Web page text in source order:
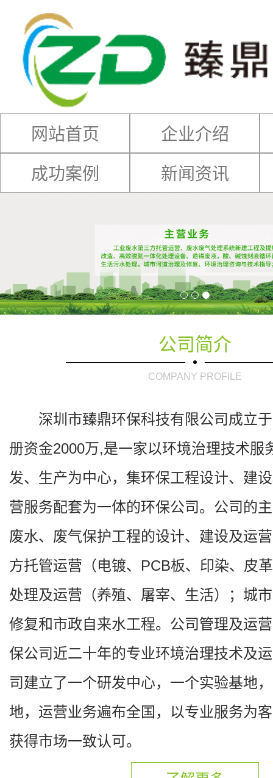
网站首页 企业介绍
成功案例 新闻资讯
公司简介
COMPANY PROFILE
深圳市臻鼎环保科技有限公司成立
册资金2000万,是一家以环境治理技术服
发、生产为中心，集环保工程设计、建
营服务配套为一体的环保公司。公司的
废水、废气保护工程的设计、建设及运
方托管运营（电镀、PCB板、印染、皮
处理及运营（养殖、屠宰、生活）；城
修复和市政自来水工程。公司管理及运
保公司近二十年的专业环境治理技术及
司建立了一个研发中心，一个实验基地
地，运营业务遍布全国，以专业服务为
获得市场一致认可。